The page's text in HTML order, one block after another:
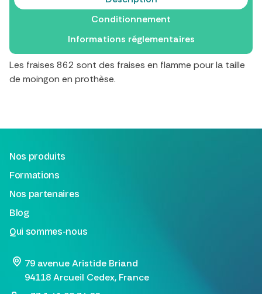
Conditionnement
Informations réglementaires
Les fraises 862 sont des fraises en flamme pour la taille
de moingon en prothèse.
Nos produits
Formations
Nos partenaires
Blog
Qui sommes-nous
79 avenue Aristide Briand
94118 Arcueil Cedex, France